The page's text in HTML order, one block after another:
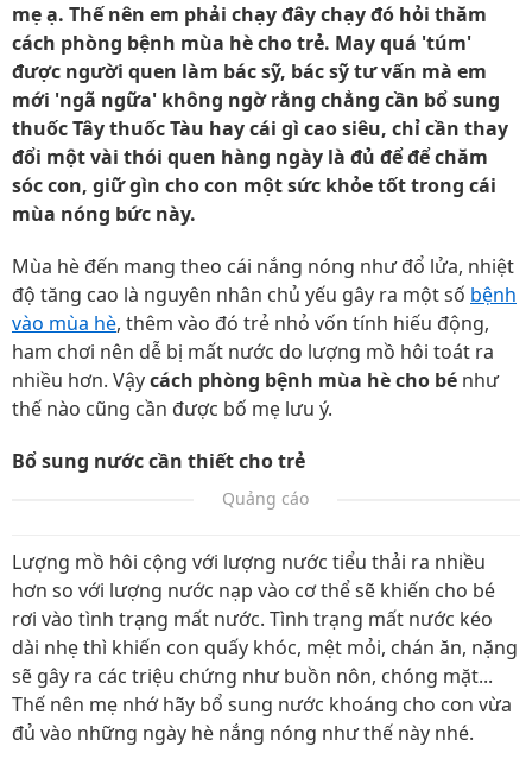
mẹ ạ. Thế nên em phải chạy đây chạy đó hỏi thăm
cách phòng bệnh mùa hè cho trẻ. May quá 'túm'
được người quen làm bác sỹ, bác sỹ tư vấn mà em
mới 'ngã ngữa' không ngờ rằng chẳng cần bổ sung
thuốc Tây thuốc Tàu hay cái gì cao siêu, chỉ cần thay
đổi một vài thói quen hàng ngày là đủ để để chăm
sóc con, giữ gìn cho con một sức khỏe tốt trong cái
mùa nóng bức này.
Mùa hè đến mang theo cái nắng nóng như đổ lửa, nhiệt
độ tăng cao là nguyên nhân chủ yếu gây ra một số bệnh
vào mùa hè, thêm vào đó trẻ nhỏ vốn tính hiếu động,
ham chơi nên dễ bị mất nước do lượng mồ hôi toát ra
nhiều hơn. Vậycách phòng bệnh mùa hè cho bé như
thế nào cũng cần được bố mẹ lưu ý.
Bổ sung nước cần thiết cho trẻ
Quảng cáo
Lượng mồ hôi cộng với lượng nước tiểu thải ra nhiều
hơn so với lượng nước nạp vào cơ thể sẽ khiến cho bé
rơi vào tình trạng mất nước. Tình trạng mất nước kéo
dài nhẹ thì khiến con quấy khóc, mệt mỏi, chán ăn, nặng
sẽ gây ra các triệu chứng như buồn nôn, chóng mặt...
Thế nên mẹ nhớ hãy bổ sung nước khoáng cho con vừa
đủ vào những ngày hè nắng nóng như thế này nhé.